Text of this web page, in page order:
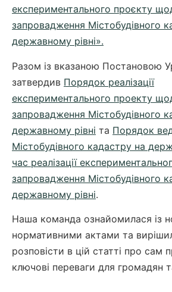
експериментального проєкту
запровадження Містобудівного
державному рівні».
Разом із вказаною Постановою
затвердив Порядок реалізації
експериментального проекту
запровадження Містобудівного
державному рівні та Порядок
Містобудівного кадастру на
час реалізації
запровадження Містобудівного
державному рівні.
Наша команда ознайомилася із
нормативними актами та
розповісти в цій статті про сам
ключові переваги для громадян